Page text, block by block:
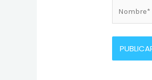
Nombre*